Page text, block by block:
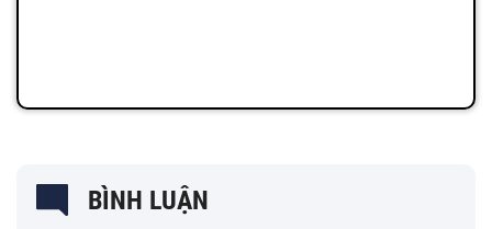
BÌNH LUẬN